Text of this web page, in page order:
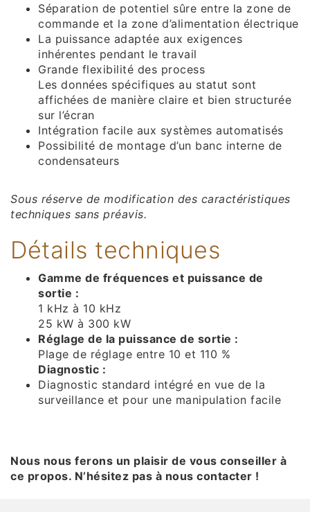
Séparation de potentiel sûre entre la zone de
commande et la zone d’alimentation électrique
La puissance adaptée aux exigences
inhérentes pendant le travail
Grande flexibilité des process
Les données spécifiques au statut sont
affichées de manière claire et bien structurée
sur l’écran
Intégration facile aux systèmes automatisés
Possibilité de montage d’un banc interne de
condensateurs
Sous réserve de modification des caractéristiques
techniques sans préavis.
Détails techniques
Gamme de fréquences et puissance de
sortie :
1 kHz à 10 kHz
25 kW à 300 kW
Réglage de la puissance de sortie :
Plage de réglage entre 10 et 110 %
Diagnostic :
Diagnostic standard intégré en vue de la
surveillance et pour une manipulation facile
Nous nous ferons un plaisir de vous conseiller à
ce propos. N’hésitez pas à nous contacter !